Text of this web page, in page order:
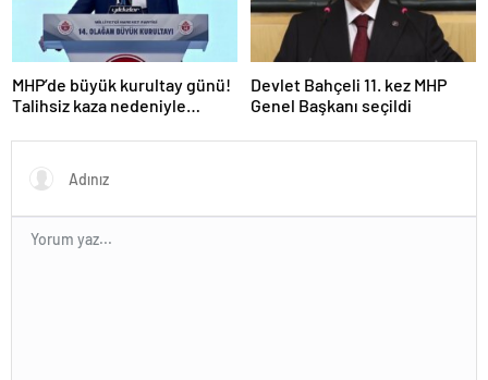
MHP’de büyük kurultay günü!
Talihsiz kaza nedeniyle
Bahçeli, İmamoğlu’nu hedef
aldı
Devlet Bahçeli 11. kez MHP
Genel Başkanı seçildi